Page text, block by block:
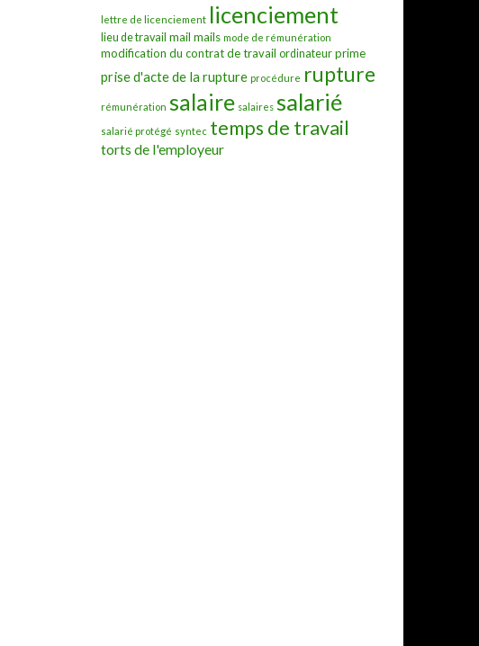
lettre de licenciement licenciement
lieu de travail mail mails mode de rémunération
modification du contrat de travail ordinateur prime
prise d'acte de la rupture procédure rupture
rémunération salaire salaires salarié
salarié protégé syntec temps de travail
torts de l'employeur